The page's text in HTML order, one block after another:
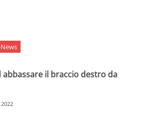
il braccio destro da